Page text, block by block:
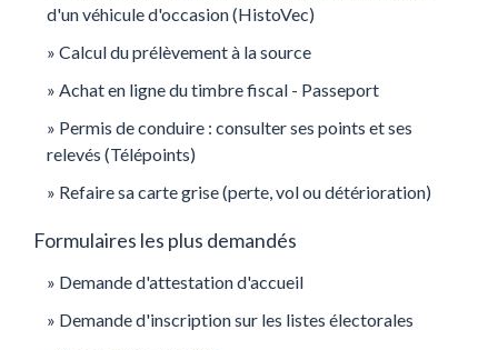
d'un véhicule d'occasion (HistoVec)
Calcul du prélèvement à la source
Achat en ligne du timbre fiscal - Passeport
Permis de conduire : consulter ses points et ses
relevés (Télépoints)
Refaire sa carte grise (perte, vol ou détérioration)
Formulaires les plus demandés
Demande d'attestation d'accueil
Demande d'inscription sur les listes électorales